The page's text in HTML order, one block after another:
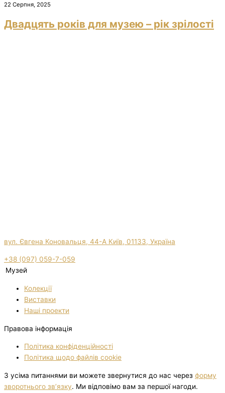
22 Серпня, 2025
Двадцять років для музею – рік зрілості
вул. Євгена Коновальця, 44-А Київ, 01133, Україна
+38 (097) 059-7-059
Музей
Колекції
Виставки
Нашi проекти
Правова інформація
Політика конфіденційності
Політика щодо файлів cookie
З усіма питаннями ви можете звернутися до нас через форму
зворотнього зв’язку. Ми відповімо вам за першої нагоди.